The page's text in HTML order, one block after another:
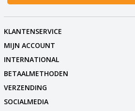
KLANTENSERVICE
MIJN ACCOUNT
INTERNATIONAL
BETAALMETHODEN
VERZENDING
SOCIALMEDIA